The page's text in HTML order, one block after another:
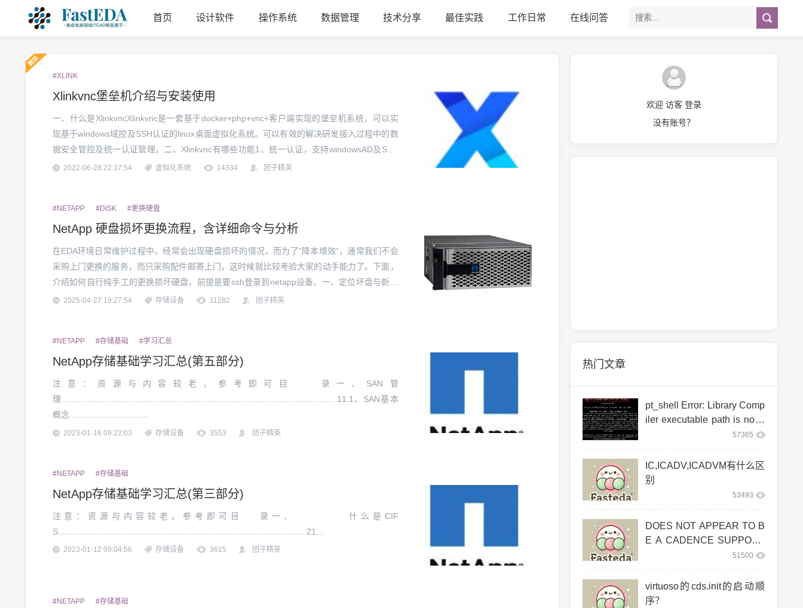
首页 设计软件 操作系统 数据管理 技术分享 最佳实践 工作日常 在线问答
#XLINK
Xlinkvnc堡垒机介绍与安装使用
一、什么是XlinkvncXlinkvnc是一套基于docker+php+vnc+客户端实现的堡垒机系统，可以实
现基于windows域控及SSH认证的linux桌面虚拟化系统。可以有效的解决研发接入过程中的数
据安全管控及统一认证管理。二、Xlinkvnc有哪些功能1、统一认证，支持windowsAD及SSH
认证模式2、快速部署、快速启动及快速重启的功能3、可针对企业研发实现接入管控及远...
2022-06-28 22:37:54 虚拟化系统 14334 团子精英
#NETAPP #DISK #更换硬盘
NetApp 硬盘损坏更换流程，含详细命令与分析
在EDA环境日常维护过程中，经常会出现硬盘损坏的情况，而为了“降本增效”，通常我们不会
采购上门更换的服务，而只采购配件邮寄上门，这时候就比较考验大家的动手能力了。下面，
介绍如何自行纯手工的更换损坏硬盘，前提是要ssh登录到netapp设备。一、定位坏盘与新盘
识别1. 登录控制器并进入高级模式priv set advanced #切换至高级权限模...
2025-04-27 19:27:54 存储设备 11282 团子精英
#NETAPP #存储基础 #学习汇总
NetApp存储基础学习汇总(第五部分)
注意：资源与内容较老，参考即可目 录一、SAN管
理.................................................................................................................. 11.1、SAN基本
概念.................................
2023-01-16 09:22:03 存储设备 3553 团子精英
#NETAPP #存储基础
NetApp存储基础学习汇总(第三部分)
注意：资源与内容较老，参考即可目 录一、 什么是CIF
S....................................................................................................... 21...
2023-01-12 09:04:56 存储设备 3615 团子精英
#NETAPP #存储基础
欢迎 访客 登录
没有账号？
热门文章
pt_shell Error: Library Comp
iler executable path is not s
57365
IC,ICADV,ICADVM有什么区
别
53493
DOES NOT APPEAR TO B
E A CADENCE SUPPORT
51500
virtuoso的cds.init的启动顺
序？